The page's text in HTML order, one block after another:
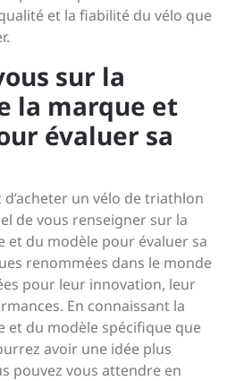
et la fiabilité du vélo que
sur la
la marque et
évaluer sa
un vélo de triathlon
de vous renseigner sur la
et du modèle pour évaluer sa
renommées dans le monde
pour leur innovation, leur
En connaissant la
et du modèle spécifique que
avoir une idée plus
pouvez vous attendre en